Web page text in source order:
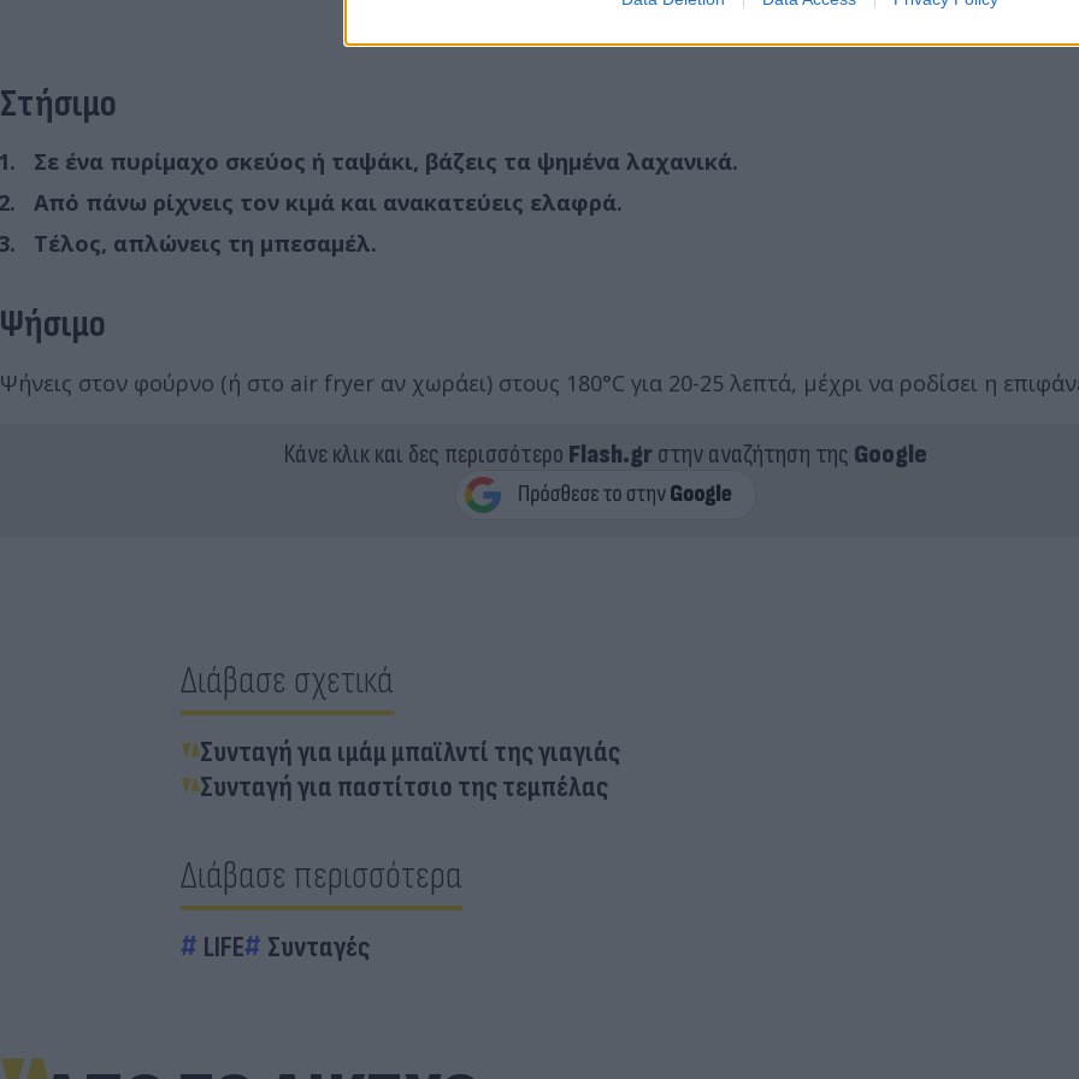
Στήσιμο
Σε ένα πυρίμαχο σκεύος ή ταψάκι, βάζεις τα ψημένα λαχανικά.
Από πάνω ρίχνεις τον κιμά και ανακατεύεις ελαφρά.
Τέλος, απλώνεις τη μπεσαμέλ.
Ψήσιμο
Ψήνεις στον φούρνο (ή στο air fryer αν χωράει) στους 180°C για 20-25 λεπτά, μέχρι να ροδίσει η
Κάνε κλικ και δες περισσότερο Flash.grστην αναζήτηση της Google
Διάβασε σχετικά
Συνταγή για ιμάμ μπαϊλντί της γιαγιάς
Συνταγή για παστίτσιο της τεμπέλας
Διάβασε περισσότερα
LIFE Συνταγές